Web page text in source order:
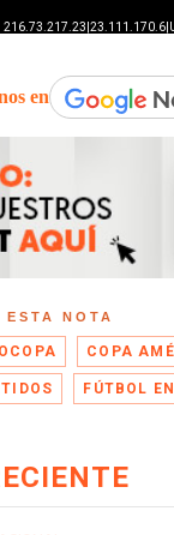
en
NOTA
COPA
FÚTBOL